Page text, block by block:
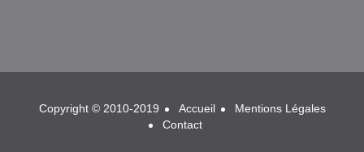
Copyright © 2010-2019 Accueil
Mentions Légales
Contact